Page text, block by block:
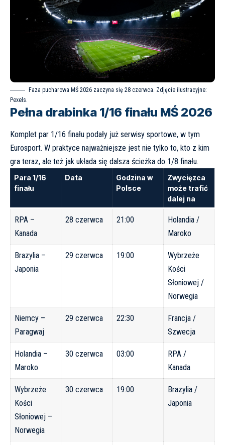
Faza pucharowa MŚ 2026 zaczyna się 28 czerwca. Zdjęcie ilustracyjne:
Pexels.
Pełna drabinka 1/16 finału MŚ 2026
Komplet par 1/16 finału podały już serwisy sportowe, w tym
Eurosport. W praktyce najważniejsze jest nie tylko to, kto z kim
gra teraz, ale też jak układa się dalsza ścieżka do 1/8 finału.
Para 1/16
finału
Data
Godzina w
Polsce
Zwycięzca
może trafić
dalej na
RPA –
Kanada
28 czerwca 21:00
Holandia /
Maroko
Brazylia –
Japonia
29 czerwca 19:00
Wybrzeże
Kości
Słoniowej /
Norwegia
Niemcy –
Paragwaj
29 czerwca 22:30
Francja /
Szwecja
Holandia –
Maroko
30 czerwca 03:00
RPA /
Kanada
Wybrzeże
Kości
Słoniowej –
Norwegia
30 czerwca 19:00
Brazylia /
Japonia